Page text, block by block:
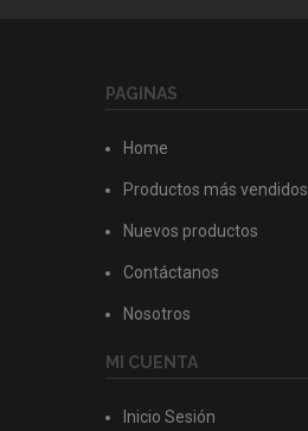
PAGINAS
Home
Productos más vendidos
Nuevos productos
Contáctanos
Nosotros
MI CUENTA
Inicio Sesión